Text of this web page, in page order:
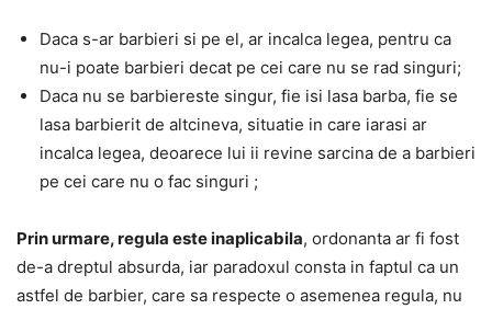
Daca s-ar barbieri si pe el, ar incalca legea, pentru ca
nu-i poate barbieri decat pe cei care nu se rad singuri;
Daca nu se barbiereste singur, fie isi lasa barba, fie se
lasa barbierit de altcineva, situatie in care iarasi ar
incalca legea, deoarece lui ii revine sarcina de a barbieri
pe cei care nu o fac singuri ;
Prin urmare, regula este inaplicabila, ordonanta ar fi fost
de-a dreptul absurda, iar paradoxul consta in faptul ca un
astfel de barbier, care sa respecte o asemenea regula, nu